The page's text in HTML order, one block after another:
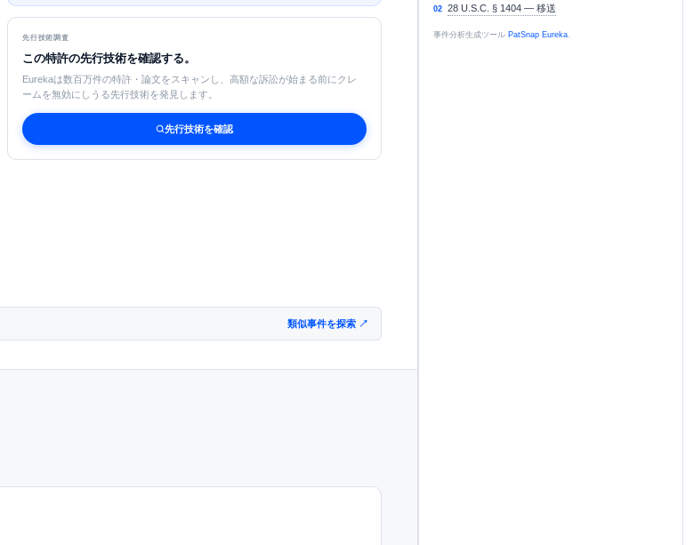
先行技術調査
この特許の先行技術を確認する。
Eurekaは数百万件の特許・論文をスキャンし、高額な訴訟が始まる前にクレ
ームを無効にしうる先行技術を発見します。
先行技術を確認
類似事件を探索 ↗
02 28 U.S.C. § 1404 — 移送
事件分析生成ツール PatSnap Eureka.